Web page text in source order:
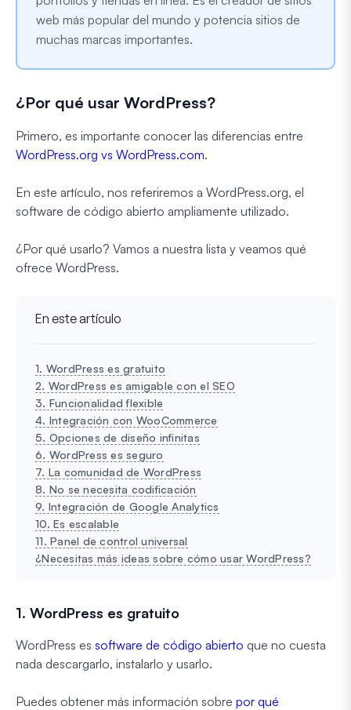
web más popular del mundo y potencia sitios de
muchas marcas importantes.
¿Por qué usar WordPress?
Primero, es importante conocer las diferencias entre
WordPress.org vs WordPress.com.
En este artículo, nos referiremos a WordPress.org, el
software de código abierto ampliamente utilizado.
¿Por qué usarlo? Vamos a nuestra lista y veamos qué
ofrece WordPress.
En este artículo
1. WordPress es gratuito
2. WordPress es amigable con el SEO
3. Funcionalidad flexible
4. Integración con WooCommerce
5. Opciones de diseño infinitas
6. WordPress es seguro
7. La comunidad de WordPress
8. No se necesita codificación
9. Integración de Google Analytics
10. Es escalable
11. Panel de control universal
¿Necesitas más ideas sobre cómo usar WordPress?
1. WordPress es gratuito
WordPress es software de código abierto que no cuesta
nada descargarlo, instalarlo y usarlo.
Puedes obtener más información sobre por qué